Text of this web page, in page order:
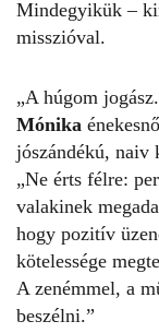
Mindegyikük –
misszióval.
„A húgom
Mónika
jószándékú, naiv
„Ne érts félre:
valakinek
hogy pozitív
kötelessége
A zenémmel, a
beszélni.”